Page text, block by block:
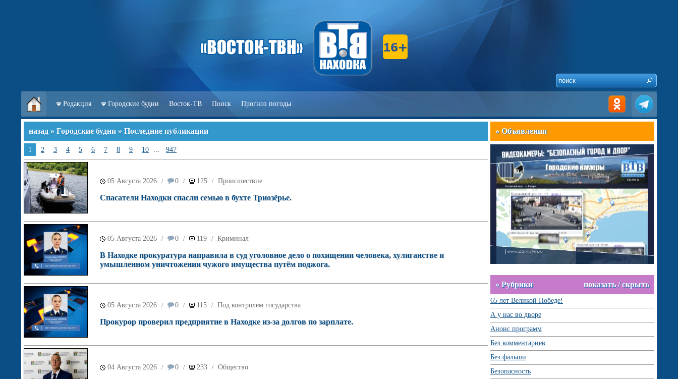
Редакция Городские будни Восток-ТВ Поиск Прогноз погоды
назад » Городские будни » Последние публикации
1 2 3 4 5 6 7 8 9 10 ... 947
05 Августа 2026 / 0 / 125 / Происшествие
Спасатели Находки спасли семью в бухте Триозёрье.
05 Августа 2026 / 0 / 119 / Криминал
В Находке прокуратура направила в суд уголовное дело о похищении человека, хулиганстве и
умышленном уничтожении чужого имущества путём поджога.
05 Августа 2026 / 0 / 115 / Под контролем государства
Прокурор проверил предприятие в Находке из-за долгов по зарплате.
04 Августа 2026 / 0 / 233 / Общество
» Объявления
» Рубрики показать / скрыть
65 лет Великой Победе!
А у нас во дворе
Анонс программ
Без комментариев
Без фальши
Безопасность